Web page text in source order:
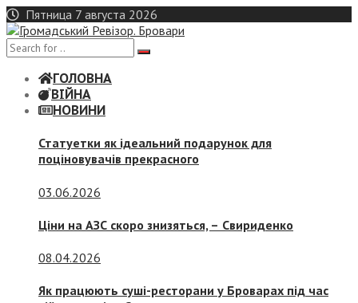
Skip
to
content
Пятница 7 августа 2026
ГОЛОВНА
ВІЙНА
НОВИНИ
Статуетки як ідеальний подарунок для
поціновувачів прекрасного
03.06.2026
Ціни на АЗС скоро знизяться, – Свириденко
08.04.2026
Як працюють суші-ресторани у Броварах під час